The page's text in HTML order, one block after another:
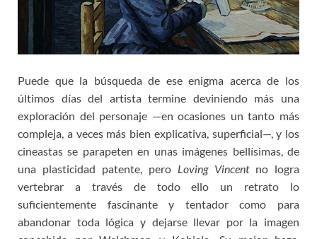
Puede que la búsqueda de ese enigma acerca de los
últimos días del artista termine deviniendo más una
exploración del personaje —en ocasiones un tanto más
compleja, a veces más bien explicativa, superficial—, y los
cineastas se parapeten en unas imágenes bellísimas, de
una plasticidad patente, pero Loving Vincentno logra
vertebrar a través de todo ello un retrato lo
suficientemente fascinante y tentador como para
abandonar toda lógica y dejarse llevar por la imagen